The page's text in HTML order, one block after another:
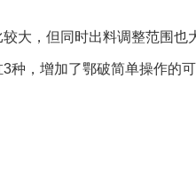
大，但同时出料调整范围
，增加了鄂破简单操作的